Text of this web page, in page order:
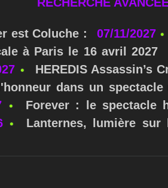
est Coluche : 07/11/2027
à Paris le 16 avril 2027
HEREDIS Assassin’s
dans un
Forever : le spectacle
Lanternes, lumière